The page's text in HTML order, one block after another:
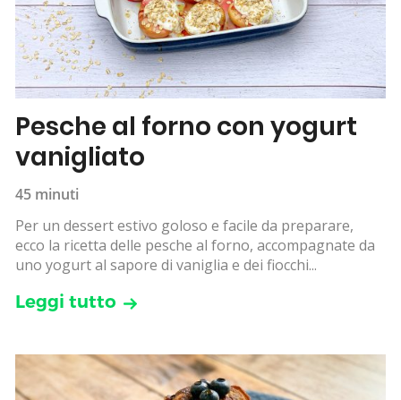
Pesche al forno con yogurt
vanigliato
45 minuti
Per un dessert estivo goloso e facile da preparare,
ecco la ricetta delle pesche al forno, accompagnate da
uno yogurt al sapore di vaniglia e dei fiocchi...
Leggi tutto